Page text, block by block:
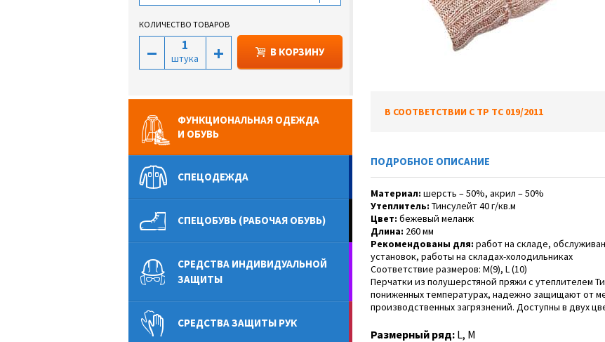
В СООТВЕТСТВИИ С ТР ТС 019/2011
ПОДРОБНОЕ ОПИСАНИЕ
Материал: шерсть – 50%, акрил – 50%
Утеплитель: Тинсулейт 40 г/кв.м
Цвет: бежевый меланж
Длина: 260 мм
Рекомендованы для: работ на складе,
установок, работы на складах-холодильниках
Соответствие размеров: M(9), L (10)
Перчатки из полушерстяной пряжи с утеплителем
пониженных температурах, надежно защищают от
производственных загрязнений. Доступны в двух
Размерный ряд:L, M
КОЛИЧЕСТВО ТОВАРОВ
штука В КОРЗИНУ
ФУНКЦИОНАЛЬНАЯ ОДЕЖДА
И ОБУВЬ
СПЕЦОДЕЖДА
СПЕЦОБУВЬ (РАБОЧАЯ ОБУВЬ)
СРЕДСТВА ИНДИВИДУАЛЬНОЙ
ЗАЩИТЫ
СРЕДСТВА ЗАЩИТЫ РУК